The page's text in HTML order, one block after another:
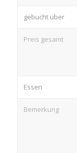
gebucht über
Preis gesamt
Essen
Bemerkung